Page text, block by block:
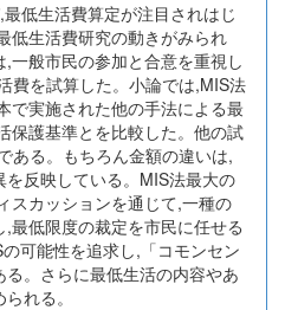
低生活費算定が注目されはじ
低生活費研究の動きがみられ
一般市民の参加と合意を重視し
費を試算した。小論では,MIS法
で実施された他の手法による最
保護基準とを比較した。他の試
ある。もちろん金額の違いは,
反映している。MIS法最大の
スカッションを通じて,一種の
,最低限度の裁定を市民に任せる
可能性を追求し,「コモンセン
。さらに最低生活の内容やあ
れる。